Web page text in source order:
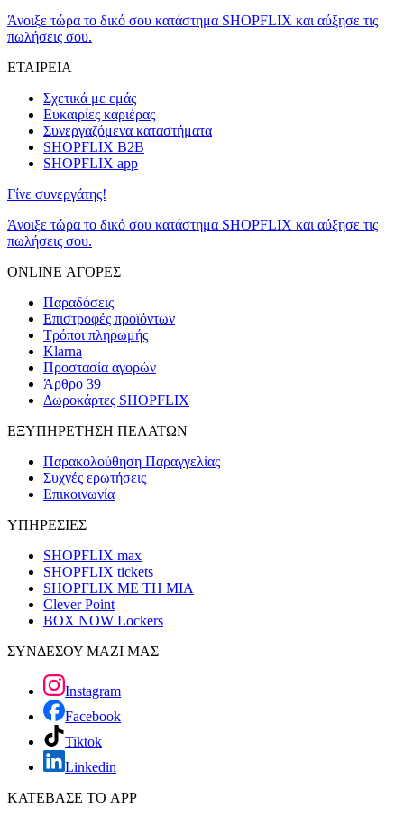
Άνοιξε τώρα το δικό σου κατάστημα SHOPFLIX και αύξησε τις
πωλήσεις σου.
ΕΤΑΙΡΕΙΑ
Σχετικά με εμάς
Ευκαιρίες καριέρας
Συνεργαζόμενα καταστήματα
SHOPFLIX B2B
SHOPFLIX app
Γίνε συνεργάτης!
Άνοιξε τώρα το δικό σου κατάστημα SHOPFLIX και αύξησε τις
πωλήσεις σου.
ONLINE ΑΓΟΡΕΣ
Παραδόσεις
Επιστροφές προϊόντων
Τρόποι πληρωμής
Klarna
Προστασία αγορών
Άρθρο 39
Δωροκάρτες SHOPFLIX
ΕΞΥΠΗΡΕΤΗΣΗ ΠΕΛΑΤΩΝ
Παρακολούθηση Παραγγελίας
Συχνές ερωτήσεις
Επικοινωνία
ΥΠΗΡΕΣΙΕΣ
SHOPFLIX max
SHOPFLIX tickets
SHOPFLIX ΜΕ ΤΗ ΜΙΑ
Clever Point
BOX NOW Lockers
ΣΥΝΔΕΣΟΥ ΜΑΖΙ ΜΑΣ
Instagram
Facebook
Tiktok
Linkedin
ΚΑΤΕΒΑΣΕ ΤΟ APP